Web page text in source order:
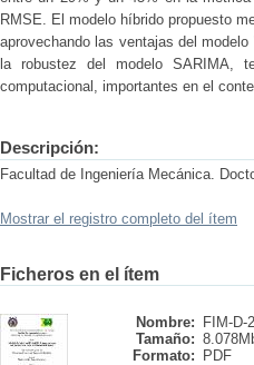
RMSE. El modelo híbrido propuesto
aprovechando las ventajas del
la robustez del modelo SARIMA,
computacional, importantes en el
Descripción:
Facultad de Ingeniería Mecánica.
Mostrar el registro completo del ítem
Ficheros en el ítem
Nombre:
FIM-D-
Tamaño:
Formato:
PDF